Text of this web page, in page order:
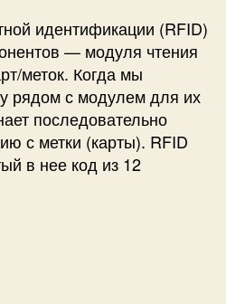
идентификации (RFID)
— модуля чтения
меток. Когда мы
рядом с модулем для их
последовательно
с метки (карты). RFID
в нее код из 12